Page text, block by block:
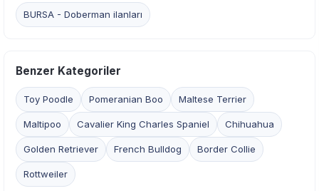
BURSA - Doberman ilanları
Benzer Kategoriler
Toy Poodle Pomeranian Boo Maltese Terrier
Maltipoo Cavalier King Charles Spaniel Chihuahua
Golden Retriever French Bulldog Border Collie
Rottweiler